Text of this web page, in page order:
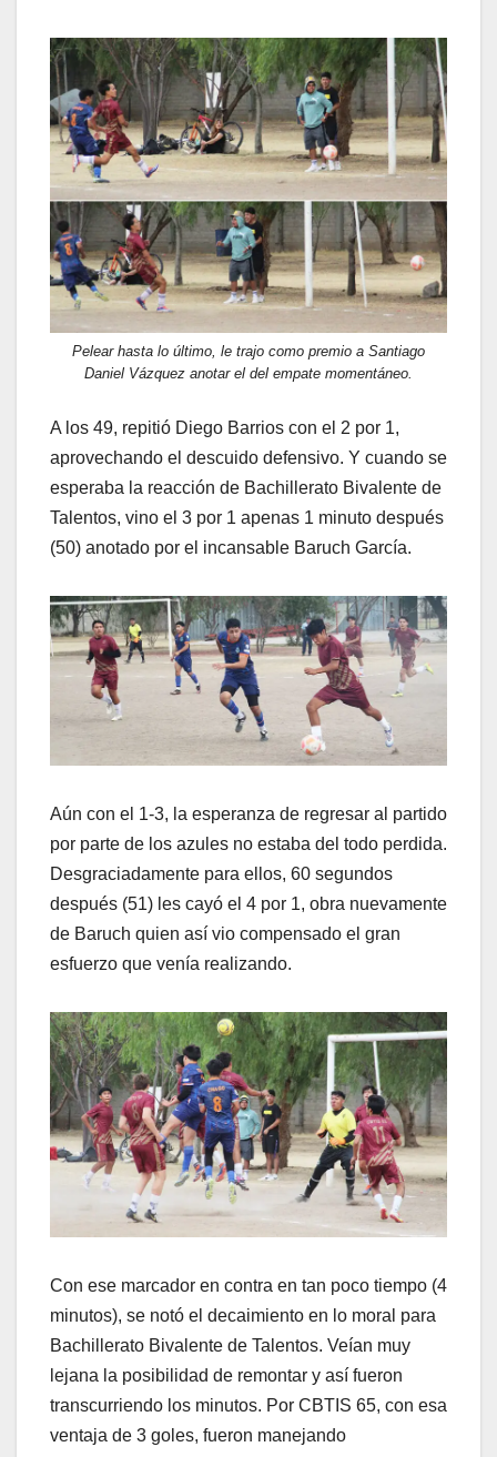
Pelear hasta lo último, le trajo como premio a Santiago
Daniel Vázquez anotar el del empate momentáneo.
A los 49, repitió Diego Barrios con el 2 por 1,
aprovechando el descuido defensivo. Y cuando se
esperaba la reacción de Bachillerato Bivalente de
Talentos, vino el 3 por 1 apenas 1 minuto después
(50) anotado por el incansable Baruch García.
Aún con el 1-3, la esperanza de regresar al partido
por parte de los azules no estaba del todo perdida.
Desgraciadamente para ellos, 60 segundos
después (51) les cayó el 4 por 1, obra nuevamente
de Baruch quien así vio compensado el gran
esfuerzo que venía realizando.
Con ese marcador en contra en tan poco tiempo (4
minutos), se notó el decaimiento en lo moral para
Bachillerato Bivalente de Talentos. Veían muy
lejana la posibilidad de remontar y así fueron
transcurriendo los minutos. Por CBTIS 65, con esa
ventaja de 3 goles, fueron manejando